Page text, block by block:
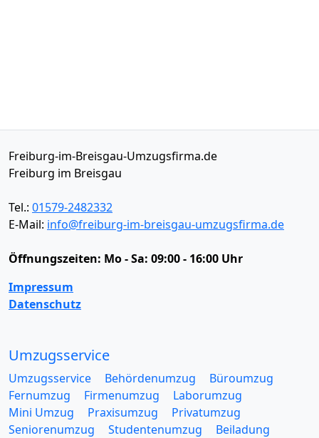
Freiburg-im-Breisgau-Umzugsfirma.de
Freiburg im Breisgau
Tel.: 01579-2482332
E-Mail: info@freiburg-im-breisgau-umzugsfirma.de
Öffnungszeiten: Mo - Sa: 09:00 - 16:00 Uhr
Impressum
Datenschutz
Umzugsservice
Umzugsservice Behördenumzug
Büroumzug
Fernumzug
Firmenumzug
Laborumzug
Mini Umzug
Praxisumzug
Privatumzug
Seniorenumzug
Studentenumzug
Beiladung